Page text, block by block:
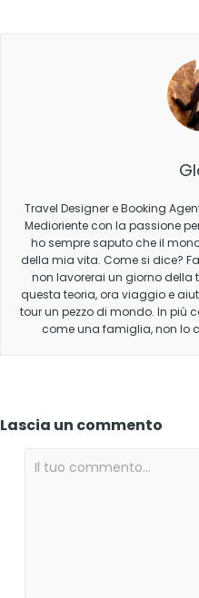
Travel Designer e Booking
Medioriente con la passione
ho sempre saputo che il
della mia vita. Come si dice?
non lavorerai un giorno della
questa teoria, ora viaggio e
tour un pezzo di mondo. In più
come una famiglia, non lo
Lascia un commento